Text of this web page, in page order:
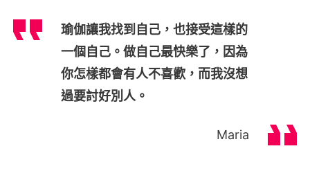
瑜伽讓我找到自己，也接受這樣的
一個自己。做自己最快樂了，因為
你怎樣都會有人不喜歡，而我沒想
過要討好別人。
Maria